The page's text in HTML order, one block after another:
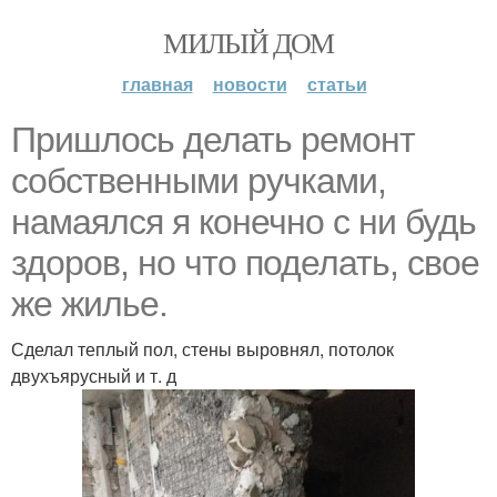
МИЛЫЙ ДОМ
главная новости статьи
Пришлось делать ремонт
собственными ручками,
намаялся я конечно с ни будь
здоров, но что поделать, свое
же жилье.
Сделал теплый пол, стены выровнял, потолок
двухъярусный и т. д